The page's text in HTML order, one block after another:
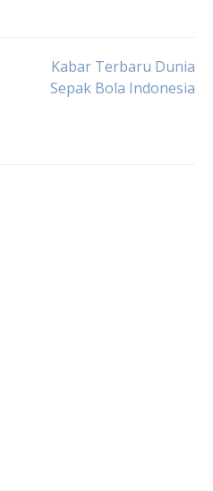
Kabar Terbaru Dunia
Sepak Bola Indonesia